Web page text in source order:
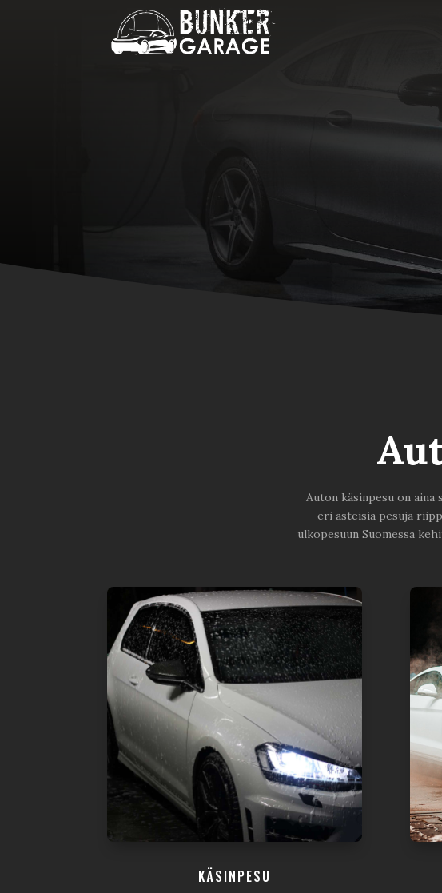
Auton käsinpesu on
eri asteisia pesuja
ulkopesuun Suomessa
KÄSINPESU